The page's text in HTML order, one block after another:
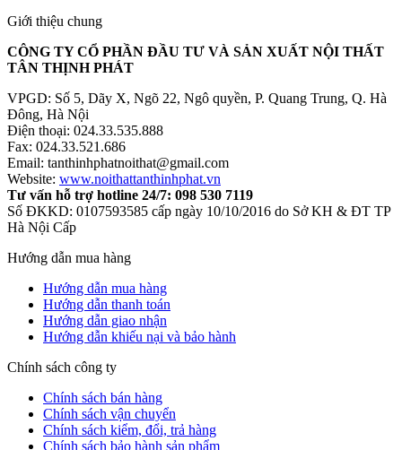
Giới thiệu chung
CÔNG TY CỔ PHẦN ĐẦU TƯ VÀ SẢN XUẤT NỘI THẤT
TÂN THỊNH PHÁT
VPGD: Số 5, Dãy X, Ngõ 22, Ngô quyền, P. Quang Trung, Q. Hà
Đông, Hà Nội
Điện thoại: 024.33.535.888
Fax: 024.33.521.686
Email: tanthinhphatnoithat@gmail.com
Website: www.noithattanthinhphat.vn
Tư vấn hỗ trợ hotline 24/7: 098 530 7119
Số ĐKKD: 0107593585 cấp ngày 10/10/2016 do Sở KH & ĐT TP
Hà Nội Cấp
Hướng dẫn mua hàng
Hướng dẫn mua hàng
Hướng dẫn thanh toán
Hướng dẫn giao nhận
Hướng dẫn khiếu nại và bảo hành
Chính sách công ty
Chính sách bán hàng
Chính sách vận chuyển
Chính sách kiểm, đổi, trả hàng
Chính sách bảo hành sản phẩm